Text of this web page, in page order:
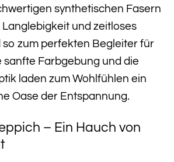
synthetischen Fasern
und zeitloses
so zum perfekten Begleiter für
sanfte Farbgebung und die
laden zum Wohlfühlen ein
Oase der Entspannung.
– Ein Hauch von